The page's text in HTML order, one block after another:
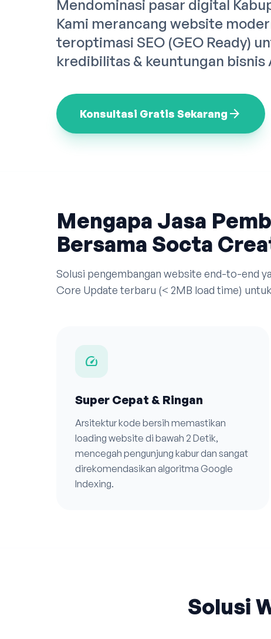
Mendominasi pasar digital
Kami merancang website
teroptimasi SEO (GEO Ready)
kredibilitas & keuntungan bisnis
Konsultasi Gratis Sekarang arrow_forward
Mengapa Jasa
Bersama Socta
Solusi pengembangan website end-to-end
Core Update terbaru (< 2MB load time)
speed
Super Cepat & Ringan
Arsitektur kode bersih memastikan
loading website di bawah 2 Detik,
mencegah pengunjung kabur dan sangat
direkomendasikan algoritma Google
Indexing.
Solusi